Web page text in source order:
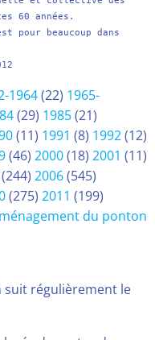
60 années.
1964(22) 1965-
(29) 1985(21)
(11) 1991 (8) 1992(12)
(46) 2000(18) 2001 (11)
(244) 2006(545)
(275) 2011 (199)
du ponton
suit régulièrement le